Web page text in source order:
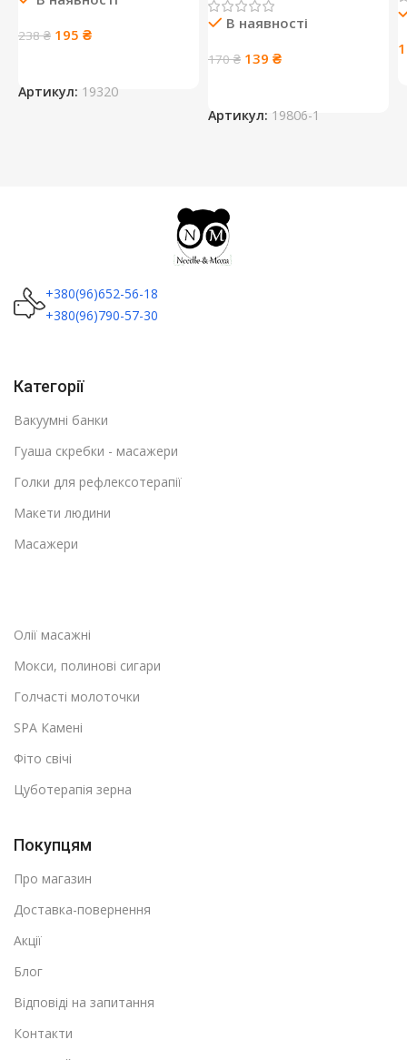
238₴ Оригінальна
195 ₴Поточна
Артикул: 19320
В наявності
170₴ Оригінальна
139 ₴Поточна
Артикул: 19806-1
+380(96)652-56-18
+380(96)790-57-30
Категорії
Вакуумні банки
Гуаша скребки - масажери
Голки для рефлексотерапії
Макети людини
Масажери
Олії масажні
Мокси, полинові сигари
Голчасті молоточки
SPA Камені
Фіто свічі
Цуботерапія зерна
Покупцям
Про магазин
Доставка-повернення
Акції
Блог
Відповіді на запитання
Контакти